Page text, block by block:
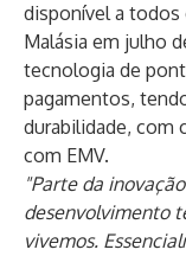
disponível a todos
Malásia em julho
tecnologia de
pagamentos,
durabilidade, com
com EMV.
"Parte da
desenvolvimento
vivemos.